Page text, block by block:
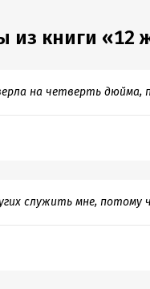
из книги «12
на четверть
служить мне, потому